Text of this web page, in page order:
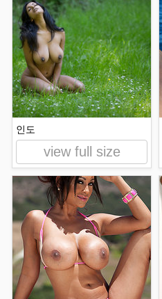
인도
view full size